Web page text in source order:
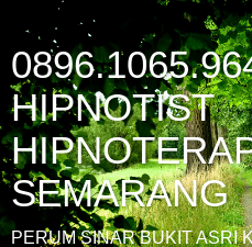
HIPNOTIST
SEMARANG
PERUM SINAR BUKIT ASRI